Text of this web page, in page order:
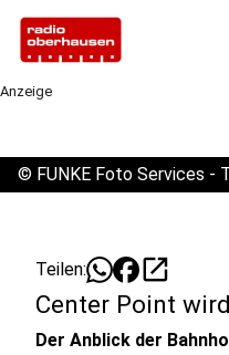
Anzeige
© FUNKE Foto Services -
Teilen: open_in_new
Center Point
Der Anblick der